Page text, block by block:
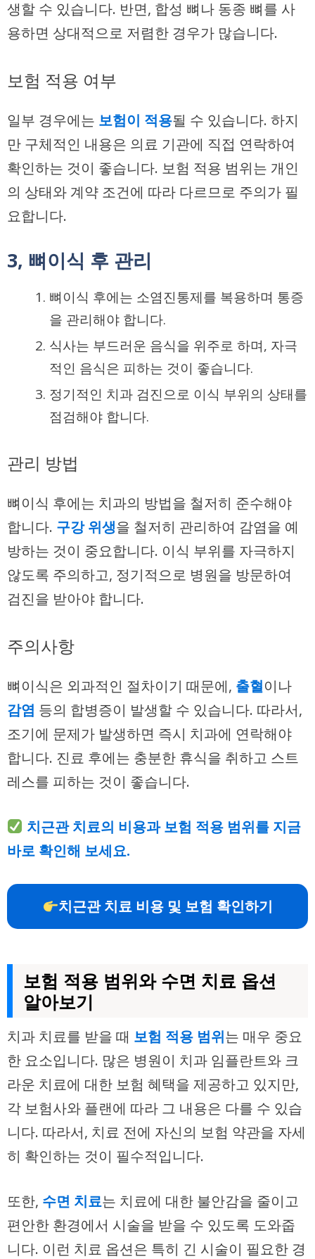
생할 수 있습니다. 반면, 합성 뼈나 동종 뼈를 사
용하면 상대적으로 저렴한 경우가 많습니다.
보험 적용 여부
일부 경우에는 보험이 적용될 수 있습니다. 하지
만 구체적인 내용은 의료 기관에 직접 연락하여
확인하는 것이 좋습니다. 보험 적용 범위는 개인
의 상태와 계약 조건에 따라 다르므로 주의가 필
요합니다.
3, 뼈이식 후 관리
뼈이식 후에는 소염진통제를 복용하며 통증
을 관리해야 합니다.
식사는 부드러운 음식을 위주로 하며, 자극
적인 음식은 피하는 것이 좋습니다.
정기적인 치과 검진으로 이식 부위의 상태를
점검해야 합니다.
관리 방법
뼈이식 후에는 치과의 방법을 철저히 준수해야
합니다. 구강 위생을 철저히 관리하여 감염을 예
방하는 것이 중요합니다. 이식 부위를 자극하지
않도록 주의하고, 정기적으로 병원을 방문하여
검진을 받아야 합니다.
주의사항
뼈이식은 외과적인 절차이기 때문에, 출혈이나
감염 등의 합병증이 발생할 수 있습니다. 따라서,
조기에 문제가 발생하면 즉시 치과에 연락해야
합니다. 진료 후에는 충분한 휴식을 취하고 스트
레스를 피하는 것이 좋습니다.
치근관 치료의 비용과 보험 적용 범위를 지금
바로 확인해 보세요.
치근관 치료 비용 및 보험 확인하기
보험 적용 범위와 수면 치료 옵션
알아보기
치과 치료를 받을 때 보험 적용 범위는 매우 중요
한 요소입니다. 많은 병원이 치과 임플란트와 크
라운 치료에 대한 보험 혜택을 제공하고 있지만,
각 보험사와 플랜에 따라 그 내용은 다를 수 있습
니다. 따라서, 치료 전에 자신의 보험 약관을 자세
히 확인하는 것이 필수적입니다.
또한, 수면 치료는 치료에 대한 불안감을 줄이고
편안한 환경에서 시술을 받을 수 있도록 도와줍
니다. 이런 치료 옵션은 특히 긴 시술이 필요한 경